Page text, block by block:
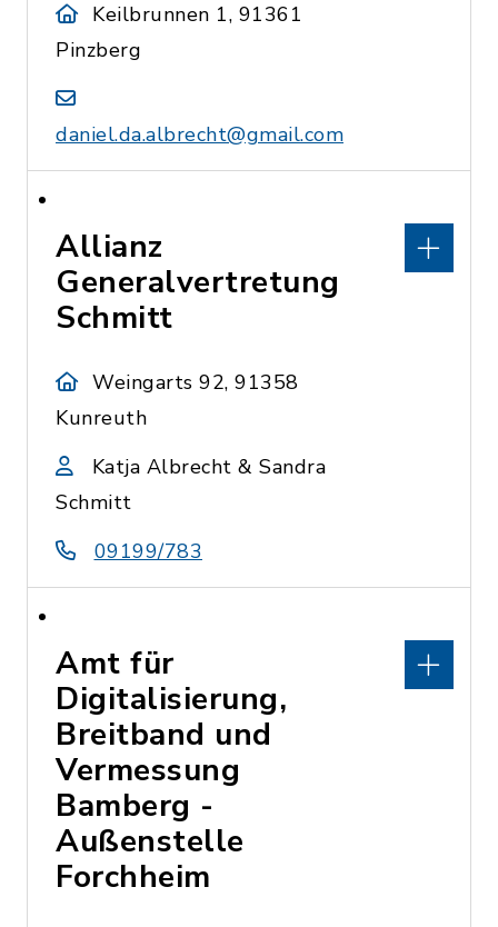
Keilbrunnen 1, 91361
Pinzberg
daniel.da.albrecht@gmail.com
Allianz
Generalvertretung
Schmitt
Weingarts 92, 91358
Kunreuth
Katja Albrecht & Sandra
Schmitt
09199/783
Amt für
Digitalisierung,
Breitband und
Vermessung
Bamberg -
Außenstelle
Forchheim